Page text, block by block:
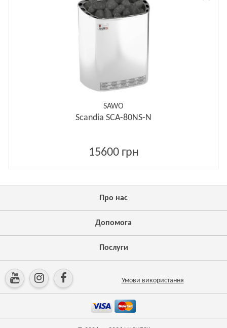
SAWO
Scandia SCA-80NS-N
15600 грн
Про нас
Допомога
Послуги
Умови використання